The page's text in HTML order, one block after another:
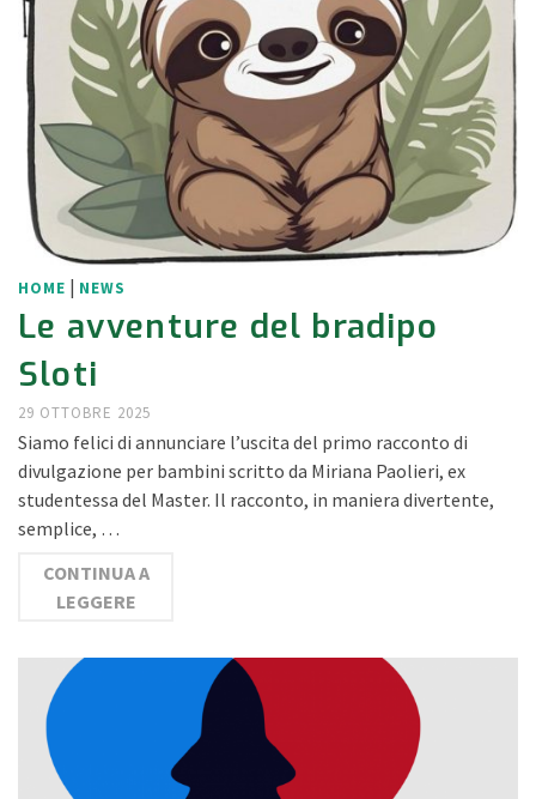
HOME | NEWS
Le avventure del bradipo
Sloti
29 OTTOBRE 2025
Siamo felici di annunciare l’uscita del primo racconto di
divulgazione per bambini scritto da Miriana Paolieri, ex
studentessa del Master. Il racconto, in maniera divertente,
semplice, …
CONTINUA A
LEGGERE